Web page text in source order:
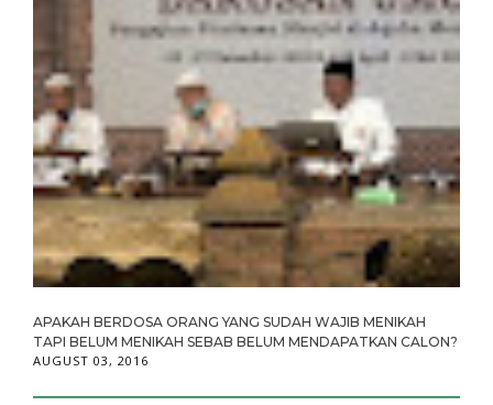
APAKAH BERDOSA ORANG YANG SUDAH WAJIB MENIKAH
TAPI BELUM MENIKAH SEBAB BELUM MENDAPATKAN CALON?
AUGUST 03, 2016